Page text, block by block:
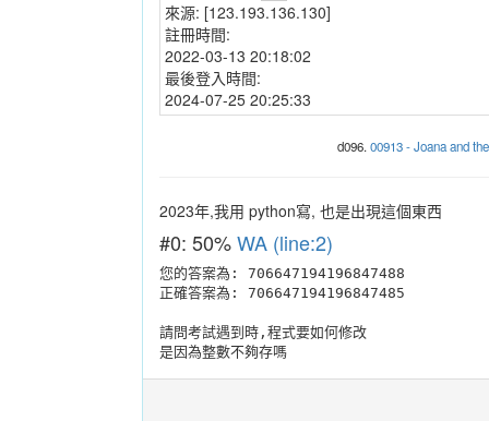
來源: [123.193.136.130]
註冊時間:
2022-03-13 20:18:02
最後登入時間:
2024-07-25 20:25:33
d096.00913 - Joana and
2023年,我用 python寫, 也是出現這個東西
#0: 50%WA (line:2)
您的答案為: 706647194196847488
正確答案為: 706647194196847485
請問考試遇到時,程式要如何修改
是因為整數不夠存嗎